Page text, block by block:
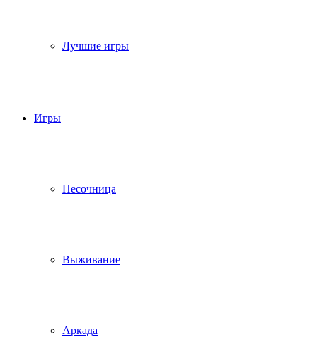
Лучшие игры
Игры
Песочница
Выживание
Аркада